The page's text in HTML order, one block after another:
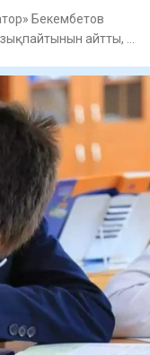
Бекембетов
айтты, –